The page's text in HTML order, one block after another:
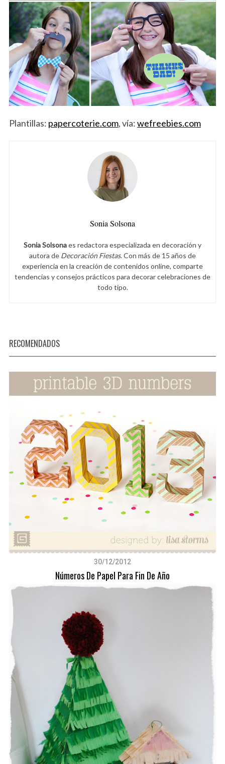
Plantillas: papercoterie.com, vía:wefreebies.com
Sonia Solsona
Sonia Solsonaes redactora especializada en decoración y
autora de Decoración Fiestas. Con más de 15 años de
experiencia en la creación de contenidos online, comparte
tendencias y consejos prácticos para decorar celebraciones de
todo tipo.
RECOMENDADOS
30/12/2012
Números De Papel Para Fin De Año